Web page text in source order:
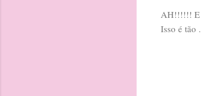
AH!!!!!! E
Isso é tão